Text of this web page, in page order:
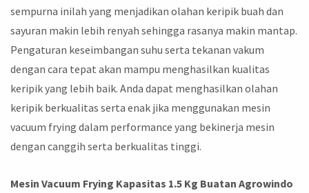
sempurna inilah yang menjadikan olahan keripik buah dan
sayuran makin lebih renyah sehingga rasanya makin mantap.
Pengaturan keseimbangan suhu serta tekanan vakum
dengan cara tepat akan mampu menghasilkan kualitas
keripik yang lebih baik. Anda dapat menghasilkan olahan
keripik berkualitas serta enak jika menggunakan mesin
vacuum frying dalam performance yang bekinerja mesin
dengan canggih serta berkualitas tinggi.
Mesin Vacuum Frying Kapasitas 1.5 Kg Buatan Agrowindo